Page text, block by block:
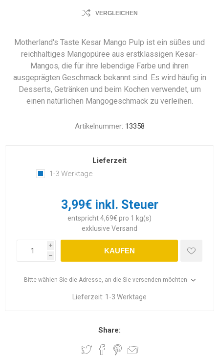
VERGLEICHEN
Motherland's Taste Kesar Mango Pulp ist ein süßes und
reichhaltiges Mangopüree aus erstklassigen Kesar-
Mangos, die für ihre lebendige Farbe und ihren
ausgeprägten Geschmack bekannt sind. Es wird häufig in
Desserts, Getränken und beim Kochen verwendet, um
einen natürlichen Mangogeschmack zu verleihen.
Artikelnummer: 13358
Lieferzeit
1-3 Werktage
3,99€ inkl. Steuer
entspricht 4,69€ pro 1 kg(s)
exklusive Versand
i
h
KAUFEN
Bitte wählen Sie die Adresse, an die Sie versenden möchten
Lieferzeit: 1-3 Werktage
Share: